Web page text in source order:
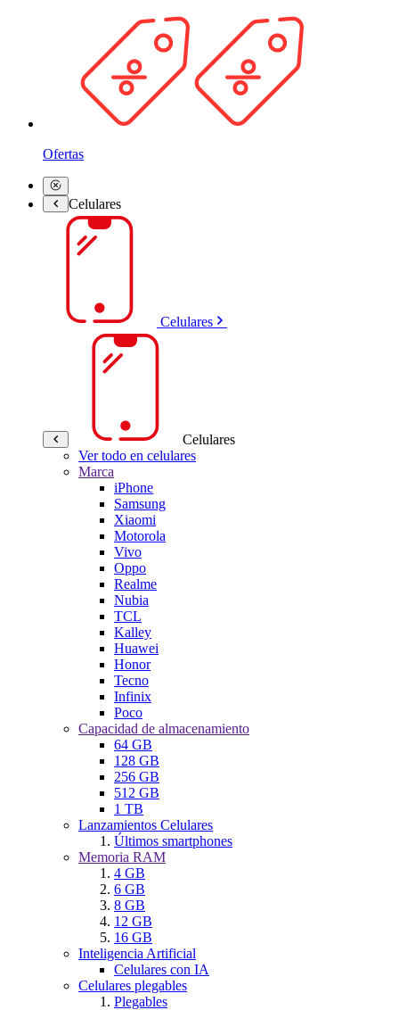
Ofertas
Celulares
Celulares
Celulares
Ver todo en celulares
Marca
iPhone
Samsung
Xiaomi
Motorola
Vivo
Oppo
Realme
Nubia
TCL
Kalley
Huawei
Honor
Tecno
Infinix
Poco
Capacidad de almacenamiento
64 GB
128 GB
256 GB
512 GB
1 TB
Lanzamientos Celulares
Últimos smartphones
Memoria RAM
4 GB
6 GB
8 GB
12 GB
16 GB
Inteligencia Artificial
Celulares con IA
Celulares plegables
Plegables